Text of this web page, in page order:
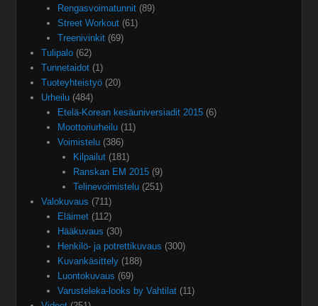
Rengasvoimatunnit(89)
Street Workout(61)
Treenivinkit(69)
Tulipalo (62)
Tunnetaidot (1)
Tuoteyhteistyö (20)
Urheilu (484)
Etelä-Korean kesäuniversiadit 2015(6)
Moottoriurheilu(11)
Voimistelu(386)
Kilpailut (181)
Ranskan EM 2015 (9)
Telinevoimistelu (251)
Valokuvaus (711)
Eläimet(112)
Hääkuvaus (30)
Henkilö- ja potrettikuvaus (300)
Kuvankäsittely(188)
Luontokuvaus (69)
Varusteleka-looks by Vahtilat(11)